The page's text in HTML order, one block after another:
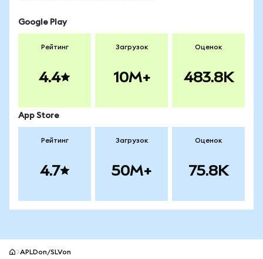
Google Play
Рейтинг
4.4
Загрузок
10M+
Оценок
483.8K
App Store
Рейтинг
4.7
Загрузок
50M+
Оценок
75.8K
APLDon/SLVon